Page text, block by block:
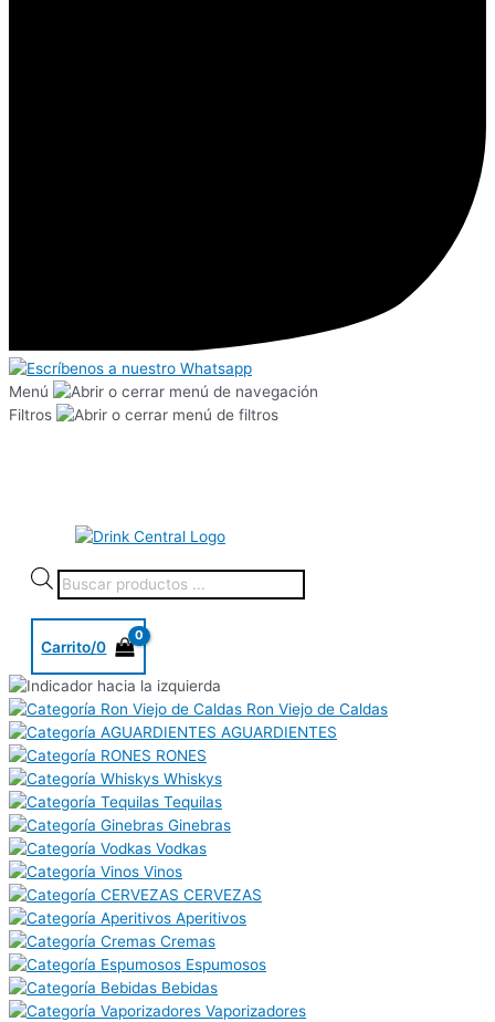
Menú
Filtros
Carrito/0
Ron Viejo de Caldas
AGUARDIENTES
RONES
Whiskys
Tequilas
Ginebras
Vodkas
Vinos
CERVEZAS
Aperitivos
Cremas
Espumosos
Bebidas
Vaporizadores